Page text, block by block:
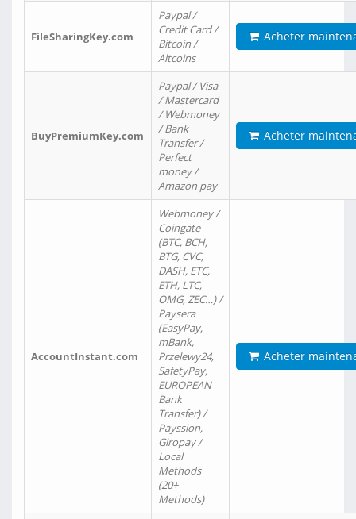
FileSharingKey.com
Paypal /
Credit Card /
Bitcoin /
Altcoins
Acheter
BuyPremiumKey.com
Paypal / Visa
/ Mastercard
/ Webmoney
/ Bank
Transfer /
Perfect
money /
Amazon pay
Acheter
AccountInstant.com
Webmoney /
Coingate
(BTC, BCH,
BTG, CVC,
DASH, ETC,
ETH, LTC,
OMG, ZEC…) /
Paysera
(EasyPay,
mBank,
Przelewy24,
SafetyPay,
EUROPEAN
Bank
Transfer) /
Payssion,
Giropay /
Local
Methods
(20+
Methods)
Acheter